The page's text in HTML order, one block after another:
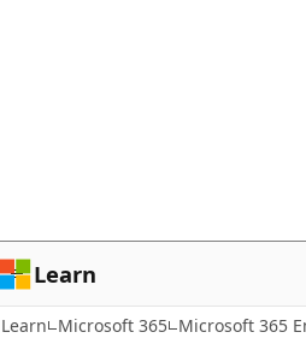
Learn
Learn Microsoft 365 Microsoft 365